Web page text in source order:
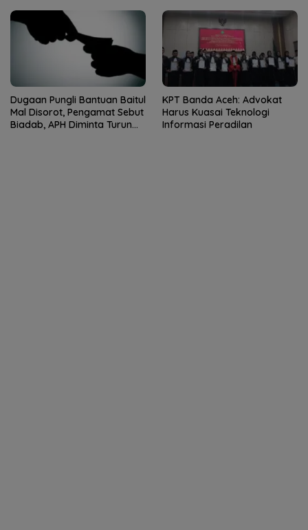
Dugaan Pungli Bantuan Baitul
Mal Disorot, Pengamat Sebut
Biadab, APH Diminta Turun
KPT Banda Aceh: Advokat
Harus Kuasai Teknologi
Informasi Peradilan